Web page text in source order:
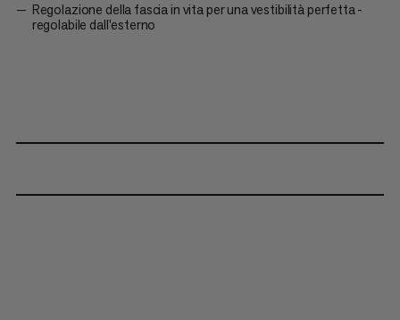
Regolazione della fascia in vita per una vestibilità perfetta -
regolabile dall'esterno